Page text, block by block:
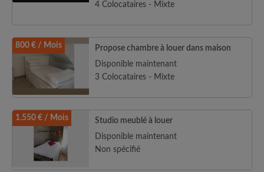
4 Colocataires - Mixte
800 € / Mois
Propose chambre à louer dans maison
Disponible maintenant
3 Colocataires - Mixte
1.550 € / Mois
Studio meublé à louer
Disponible maintenant
Non spécifié